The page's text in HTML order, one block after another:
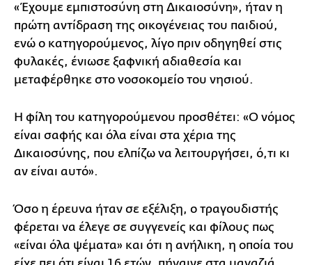
«Έχουμε εμπιστοσύνη στη Δικαιοσύνη», ήταν η
πρώτη αντίδραση της οικογένειας του παιδιού,
ενώ ο κατηγορούμενος, λίγο πριν οδηγηθεί στις
φυλακές, ένιωσε ξαφνική αδιαθεσία και
μεταφέρθηκε στο νοσοκομείο του νησιού.
Η φίλη του κατηγορούμενου προσθέτει: «Ο νόμος
είναι σαφής και όλα είναι στα χέρια της
Δικαιοσύνης, που ελπίζω να λειτουργήσει, ό,τι κι
αν είναι αυτό».
Όσο η έρευνα ήταν σε εξέλιξη, ο τραγουδιστής
φέρεται να έλεγε σε συγγενείς και φίλους πως
«είναι όλα ψέματα» και ότι η ανήλικη, η οποία του